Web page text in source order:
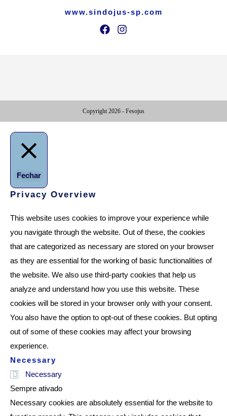
www.sindojus-sp.com
Copyright 2026 - Fesojus
Fechar
Privacy Overview
This website uses cookies to improve your experience while
you navigate through the website. Out of these, the cookies
that are categorized as necessary are stored on your browser
as they are essential for the working of basic functionalities of
the website. We also use third-party cookies that help us
analyze and understand how you use this website. These
cookies will be stored in your browser only with your consent.
You also have the option to opt-out of these cookies. But opting
out of some of these cookies may affect your browsing
experience.
Necessary
Necessary
Sempre ativado
Necessary cookies are absolutely essential for the website to